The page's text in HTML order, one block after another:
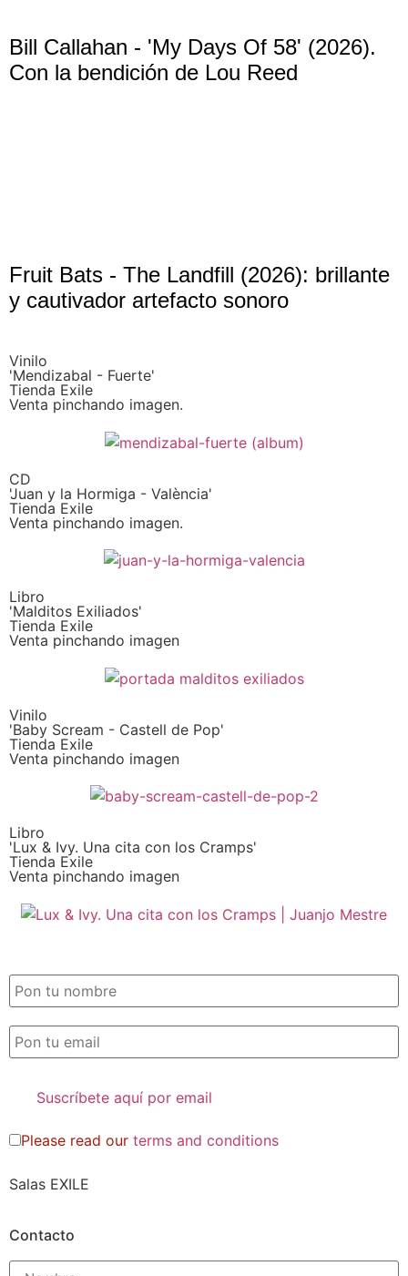
Bill Callahan - 'My Days Of 58' (2026).
Con la bendición de Lou Reed
Fruit Bats - The Landfill (2026): brillante
y cautivador artefacto sonoro
Vinilo
'Mendizabal - Fuerte'
Tienda Exile
Venta pinchando imagen.
CD
'Juan y la Hormiga - València'
Tienda Exile
Venta pinchando imagen.
Libro
'Malditos Exiliados'
Tienda Exile
Venta pinchando imagen
Vinilo
'Baby Scream - Castell de Pop'
Tienda Exile
Venta pinchando imagen
Libro
'Lux & Ivy. Una cita con los Cramps'
Tienda Exile
Venta pinchando imagen
Please read our terms and conditions
Salas EXILE
Contacto